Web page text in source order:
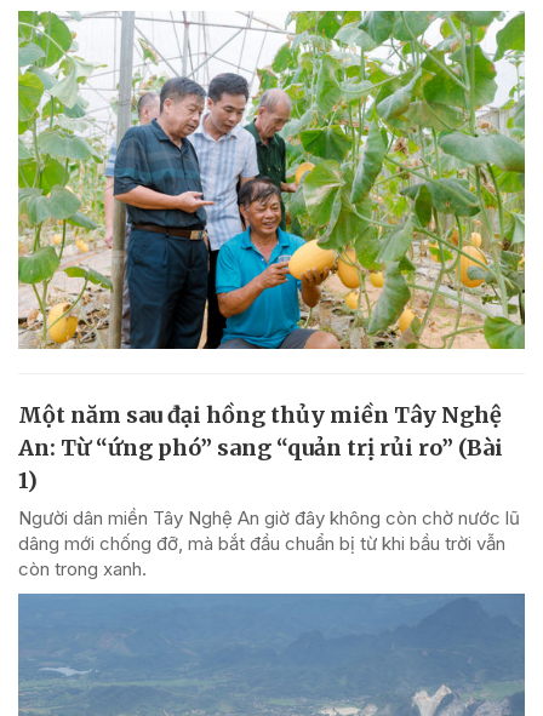
Một năm sau đại hồng thủy miền Tây Nghệ
An: Từ “ứng phó” sang “quản trị rủi ro” (Bài
1)
Người dân miền Tây Nghệ An giờ đây không còn chờ nước lũ
dâng mới chống đỡ, mà bắt đầu chuẩn bị từ khi bầu trời vẫn
còn trong xanh.